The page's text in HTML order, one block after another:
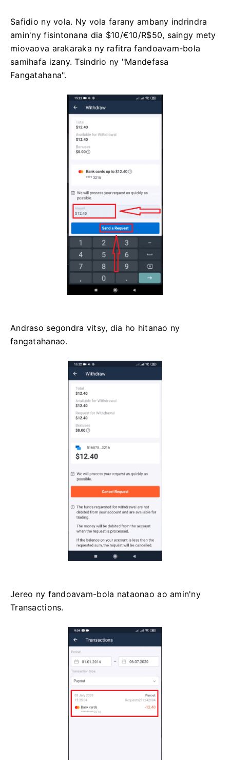
Safidio ny vola. Ny vola farany ambany indrindra
amin'ny fisintonana dia $10/€10/R$50, saingy mety
miovaova arakaraka ny rafitra fandoavam-bola
samihafa izany. Tsindrio ny "Mandefasa
Fangatahana".
Andraso segondra vitsy, dia ho hitanao ny
fangatahanao.
Jereo ny fandoavam-bola nataonao ao amin'ny
Transactions.